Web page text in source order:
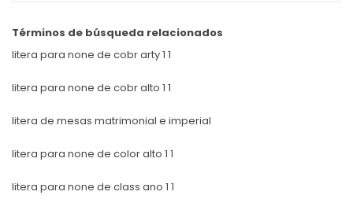
Términos de búsqueda relacionados
litera para none de cobr arty 1 1
litera para none de cobr alto 1 1
litera de mesas matrimonial e imperial
litera para none de color alto 1 1
litera para none de class ano 1 1